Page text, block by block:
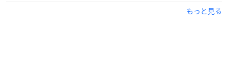
もっと見る